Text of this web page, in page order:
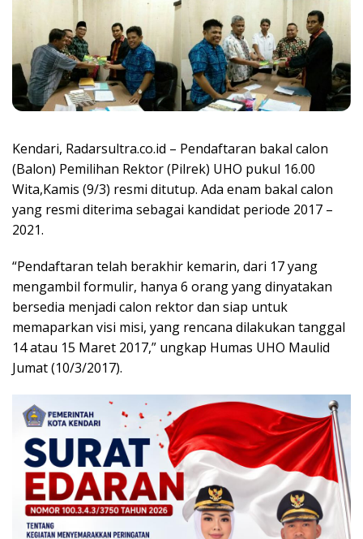
Kendari, Radarsultra.co.id – Pendaftaran bakal calon
(Balon) Pemilihan Rektor (Pilrek) UHO pukul 16.00
Wita,Kamis (9/3) resmi ditutup. Ada enam bakal calon
yang resmi diterima sebagai kandidat periode 2017 –
2021.
“Pendaftaran telah berakhir kemarin, dari 17 yang
mengambil formulir, hanya 6 orang yang dinyatakan
bersedia menjadi calon rektor dan siap untuk
memaparkan visi misi, yang rencana dilakukan tanggal
14 atau 15 Maret 2017,” ungkap Humas UHO Maulid
Jumat (10/3/2017).